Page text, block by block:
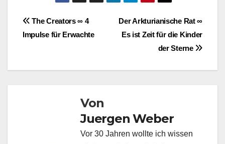
Beitragsnavigation
Der Arkturianische Rat ∞
Es ist Zeit für die Kinder
der Sterne
The Creators ∞ 4
Impulse für Erwachte
Von
Juergen Weber
Vor 30 Jahren wollte ich wissen